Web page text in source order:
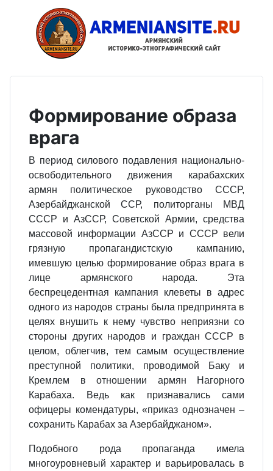
Формирование образа
врага
В период силового подавления национально-
освободительного движения карабахских
армян политическое руководство СССР,
Азербайджанской ССР, политорганы МВД
СССР и АзССР, Советской Армии, средства
массовой информации АзССР и СССР вели
грязную пропагандистскую кампанию,
имевшую целью формирование образ врага в
лице армянского народа. Эта
беспрецедентная кампания клеветы в адрес
одного из народов страны была предпринята в
целях внушить к нему чувство неприязни со
стороны других народов и граждан СССР в
целом, облегчив, тем самым осуществление
преступной политики, проводимой Баку и
Кремлем в отношении армян Нагорного
Карабаха. Ведь как признавались сами
офицеры комендатуры, «приказ однозначен –
сохранить Карабах за Азербайджаном».
Подобного рода пропаганда имела
многоуровневый характер и варьировалась в